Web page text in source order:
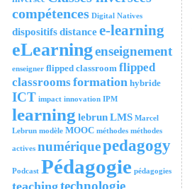
compétences Digital Natives
dispositifsdistancee-learning
eLearningenseignement
enseigner flipped classroom flipped
classroomsformation hybride
ICT impact innovation IPM
learning lebrunLMS Marcel
Lebrun modèle MOOC méthodes méthodes
actives numériquepedagogy
Podcast Pédagogie pédagogies
teachingtechnologie